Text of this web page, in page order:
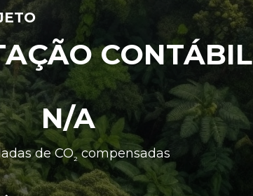
CONTÁBIL
N/A
de CO²compensadas